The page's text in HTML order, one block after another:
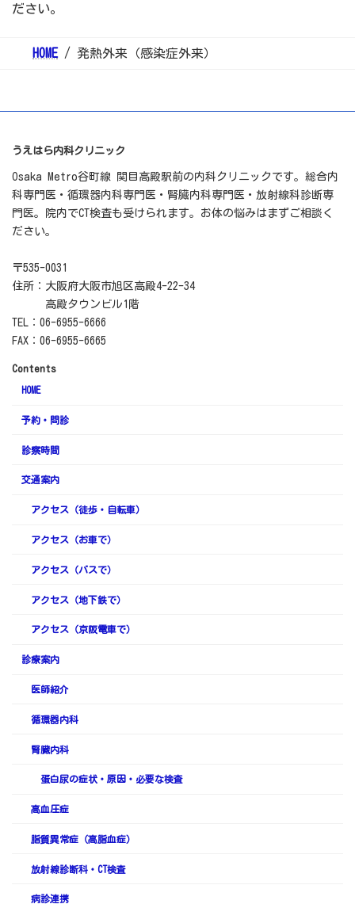
ださい。
HOME 発熱外来（感染症外来）
うえはら内科クリニック
Osaka Metro谷町線 関目高殿駅前の内科クリニックです。総合内
科専門医・循環器内科専門医・腎臓内科専門医・放射線科診断専
門医。院内でCT検査も受けられます。お体の悩みはまずご相談く
ださい。
〒535-0031
住所：大阪府大阪市旭区高殿4-22-34
高殿タウンビル1階
TEL：06-6955-6666
FAX：06-6955-6665
Contents
HOME
予約・問診
診察時間
交通案内
アクセス（徒歩・自転車）
アクセス（お車で）
アクセス（バスで）
アクセス（地下鉄で）
アクセス（京阪電車で）
診療案内
医師紹介
循環器内科
腎臓内科
蛋白尿の症状・原因・必要な検査
高血圧症
脂質異常症（高脂血症）
放射線診断科・CT検査
病診連携